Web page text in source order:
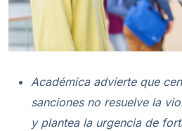
Académica advierte que
sanciones no resuelve la
y plantea la urgencia de